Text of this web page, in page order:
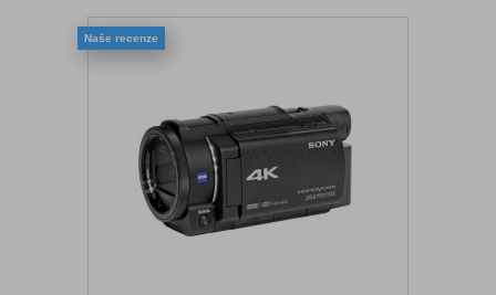
Naše recenze